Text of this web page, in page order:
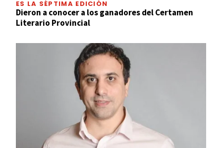
ES LA SÉPTIMA EDICIÓN
Dieron a conocer a los ganadores del Certamen
Literario Provincial